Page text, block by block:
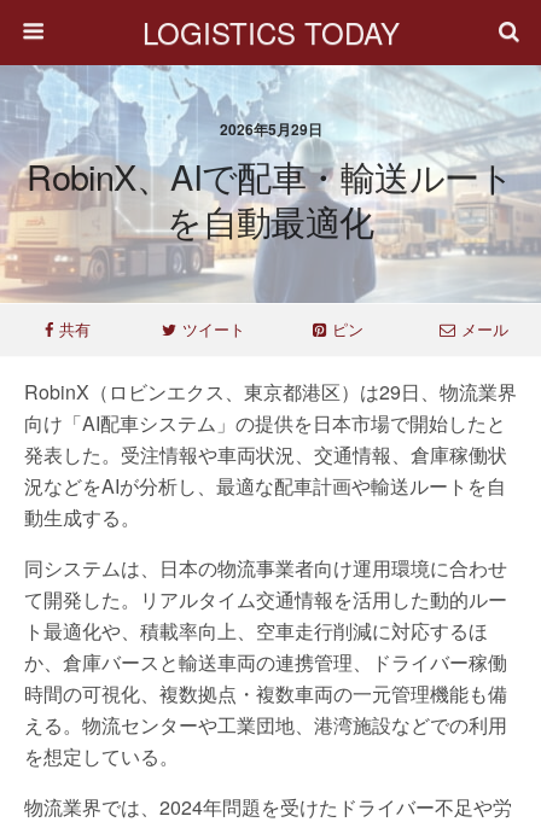
LOGISTICS TODAY
2026年5月29日
RobinX、AIで配車・輸送ルート
を自動最適化
共有 ツイート ピン メール
RobinX（ロビンエクス、東京都港区）は29日、物流業界
向け「AI配車システム」の提供を日本市場で開始したと
発表した。受注情報や車両状況、交通情報、倉庫稼働状
況などをAIが分析し、最適な配車計画や輸送ルートを自
動生成する。
同システムは、日本の物流事業者向け運用環境に合わせ
て開発した。リアルタイム交通情報を活用した動的ルー
ト最適化や、積載率向上、空車走行削減に対応するほ
か、倉庫バースと輸送車両の連携管理、ドライバー稼働
時間の可視化、複数拠点・複数車両の一元管理機能も備
える。物流センターや工業団地、港湾施設などでの利用
を想定している。
物流業界では、2024年問題を受けたドライバー不足や労